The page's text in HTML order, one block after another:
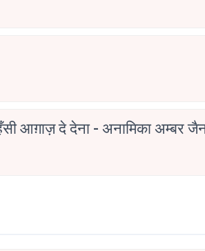
मोहब्बत के सफ़र को एक हँसी आग़ाज़ दे देना - अनामिका अम्बर